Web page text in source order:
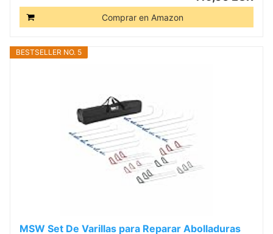
Comprar en Amazon
BESTSELLER NO. 5
MSW Set De Varillas para Reparar Abolladuras